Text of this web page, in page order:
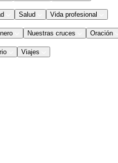
Salud Vida profesional
Nuestras cruces Oración
Viajes